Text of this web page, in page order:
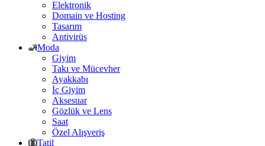
Elektronik
Domain ve Hosting
Tasarım
Antivirüs
Moda
Giyim
Takı ve Mücevher
Ayakkabı
İç Giyim
Aksesuar
Gözlük ve Lens
Saat
Özel Alışveriş
Tatil